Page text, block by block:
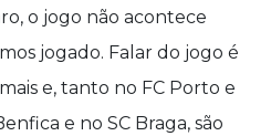
o jogo não acontece
jogado. Falar do jogo é
e, tanto no FC Porto e
e no SC Braga, são